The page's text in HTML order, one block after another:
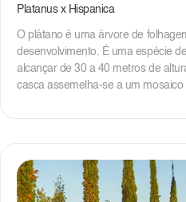
Platanus x Hispanica
O plátano é uma árvore de
desenvolvimento. É uma espécie
alcançar de 30 a 40 metros de
casca assemelha-se a um mosaico